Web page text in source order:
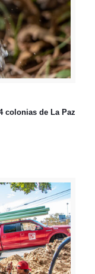
colonias de La Paz